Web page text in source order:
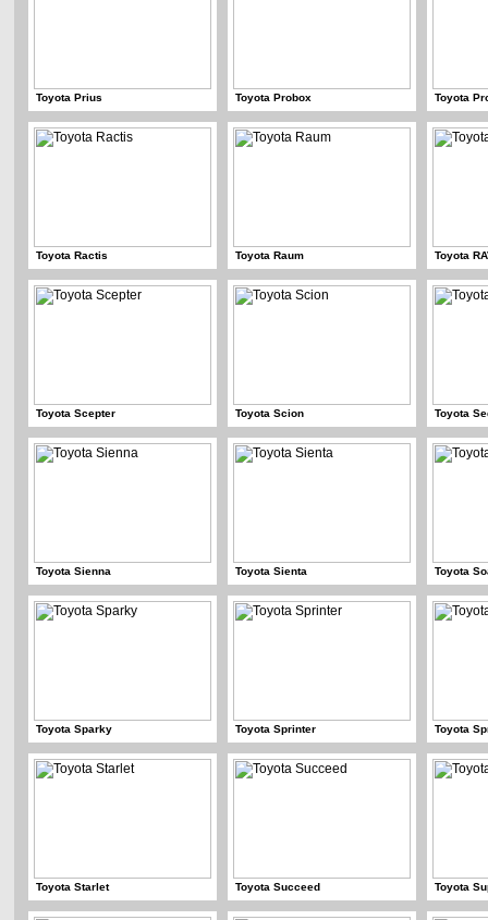
Toyota Prius Toyota Probox Toyota
Toyota Ractis Toyota Raum Toyota
Toyota Scepter Toyota Scion Toyota
Toyota Sienna Toyota Sienta Toyota
Toyota Sparky Toyota Sprinter Toyota
Toyota Starlet Toyota Succeed Toyota